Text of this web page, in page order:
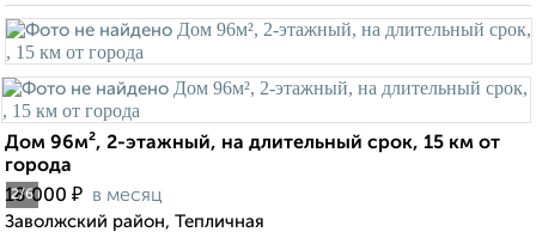
2/6
Дом 96м², 2-этажный, на длительный срок, 15 км от
города
18 000 ₽ в месяц
Заволжский район, Тепличная